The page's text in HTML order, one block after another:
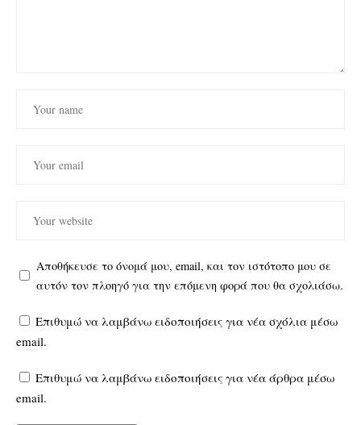
Αποθήκευσε το όνομά μου, email, και τον ιστότοπο μου σε
αυτόν τον πλοηγό για την επόμενη φορά που θα σχολιάσω.
Επιθυμώ να λαμβάνω ειδοποιήσεις για νέα σχόλια μέσω
email.
Επιθυμώ να λαμβάνω ειδοποιήσεις για νέα άρθρα μέσω
email.